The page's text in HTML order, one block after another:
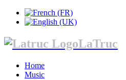
LaTruc
Home
Music